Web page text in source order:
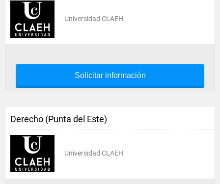
Universidad CLAEH
Solicitar información
Derecho (Punta del Este)
Universidad CLAEH